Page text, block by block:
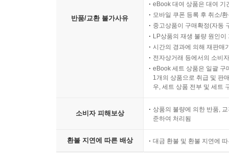
반품/교환 불가사유
eBook 대여 상품은 대여 기
모바일 쿠폰 등록 후 취소/
중고상품이 구매확정(자동
LP상품의 재생 불량 원인
시간의 경과에 의해 재판매
전자상거래 등에서의 소비
eBook 세트 상품은 일괄 구
1개의 상품으로 취급 및 판
우, 세트 상품 전부 및 세트
소비자 피해보상
상품의 불량에 의한 반품,
준하여 처리됨
환불 지연에 따른 배상 대금 환불 및 환불 지연에